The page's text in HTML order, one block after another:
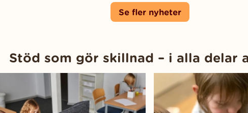
Se fler nyheter
Stöd som gör skillnad – i alla delar